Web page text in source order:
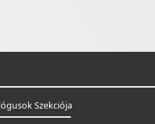
Szekciója